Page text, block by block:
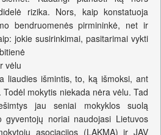
rizika. Nors, kaip konstatuoja
bendruomenės pirmininkė, net ir
jokie susirinkimai, pasitarimai vykti
vėlu
liaudies išmintis, to, ką išmoksi, ant
Todėl mokytis niekada nėra vėlu. Tad
jau seniai mokyklos suolą
gyventojų noriai naudojasi Lietuvos
asociacijos (LAKMA) ir JAV